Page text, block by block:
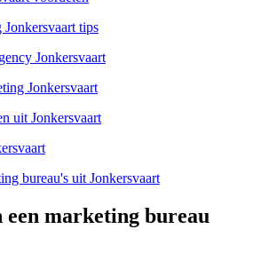
tips
Jonkersvaart
Jonkersvaart
uit Jonkersvaart
bureau's uit Jonkersvaart
een marketing bureau